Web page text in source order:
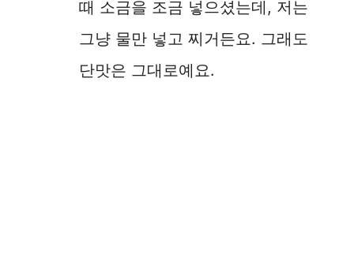
때 소금을 조금 넣으셨는데, 저는
그냥 물만 넣고 찌거든요. 그래도
단맛은 그대로예요.